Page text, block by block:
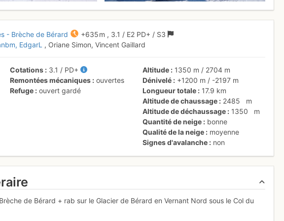
- Brèche de Bérard +635 m , 3.1 / E2 PD+ / S3
EdgarL , Oriane Simon, Vincent Gaillard
Cotations 3.1 / PD+
Remontées mécaniques
ouvertes
Refuge
ouvert gardé
Altitude 1350 m / 2704 m
Dénivelé
+1200 m / -2197 m
Longueur totale
17.9 km
Altitude de chaussage
2485
m
Altitude de déchaussage
1350
m
Quantité de neige
bonne
Qualité de la neige
moyenne
Signes d'avalanche
non
de Bérard + rab sur le Glacier de Bérard en Vernant Nord sous le Col du